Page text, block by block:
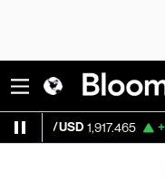
1,917.465 +1.87% Visa